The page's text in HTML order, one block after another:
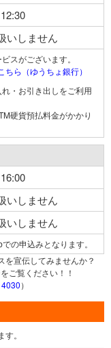
いしません
スがございます。
ら（ゆうちょ銀行）
・お引き出しをご利用
硬貨預払料金がかかり
いしません
いしません
の申込みとなります。
を宣伝してみませんか？
ご覧ください！！
）
。